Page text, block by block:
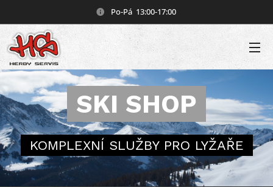
Po-Pá 13:00-17:00
SKI SHOP
KOMPLEXNÍ SLUŽBY PRO LYŽAŘE